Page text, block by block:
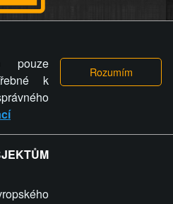
se toto opatření provozovatele
umístila fotografii nebo video na
fotografie, videa nebo
okolnost uplatnit vůči
nárok na náhradu škody nebo
újmy.
není zvrácenej. To jen
lidi...
pouze
k